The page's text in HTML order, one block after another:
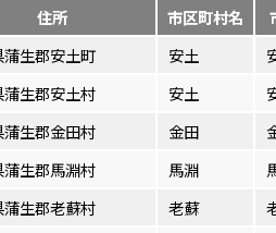
住所 市区町村名
生郡安土町 安土
生郡安土村 安土
生郡金田村 金田
生郡馬淵村 馬淵
生郡老蘇村 老蘇